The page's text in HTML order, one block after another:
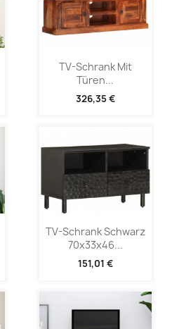
TV-Schrank Mit
Türen...
326,35 €
TV-Schrank Schwarz
70x33x46...
151,01 €